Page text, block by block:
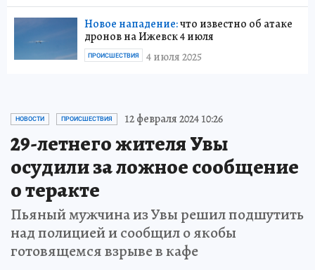
Новое нападение:что известно об атаке
дронов на Ижевск 4 июля
4 июля 2025
ПРОИСШЕСТВИЯ
НОВОСТИ ПРОИСШЕСТВИЯ 12 февраля 2024 10:26
29-летнего жителя Увы
осудили за ложное сообщение
о теракте
Пьяный мужчина из Увы решил подшутить
над полицией и сообщил о якобы
готовящемся взрыве в кафе